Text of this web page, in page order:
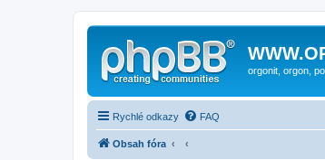
orgonit, orgon,
Rychlé odkazy FAQ
Obsah fóra